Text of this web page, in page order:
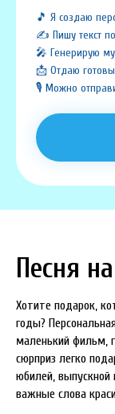
🎵 Я создаю
✍️ Пишу текст
🎤 Генерирую
📩 Отдаю
🎙️ Можно
Песня
Хотите подарок,
годы?
маленький фильм,
сюрприз легко
юбилей, выпускной
важные слова